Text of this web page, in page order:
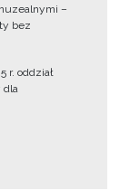
–
bez
r. oddział
dla